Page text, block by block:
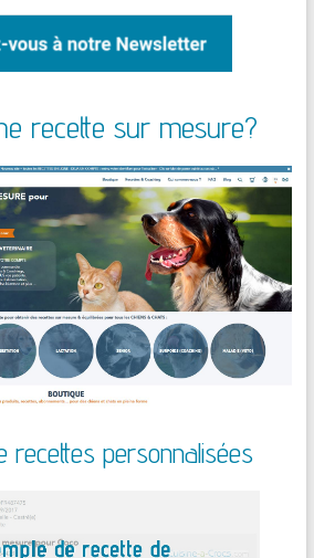
recette sur mesure?
recettes personnalisées